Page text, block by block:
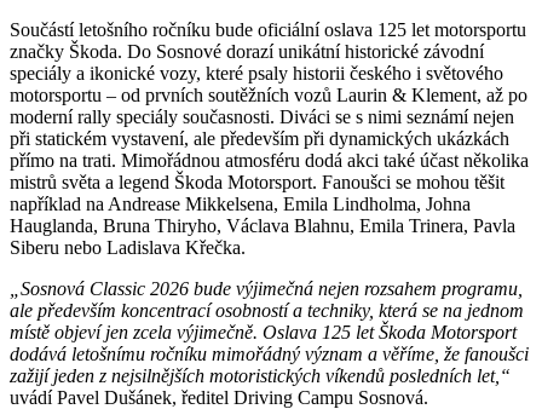
Součástí letošního ročníku bude oficiální oslava 125 let motorsportu
značky Škoda. Do Sosnové dorazí unikátní historické závodní
speciály a ikonické vozy, které psaly historii českého i světového
motorsportu – od prvních soutěžních vozů Laurin & Klement, až po
moderní rally speciály současnosti. Diváci se s nimi seznámí nejen
při statickém vystavení, ale především při dynamických ukázkách
přímo na trati. Mimořádnou atmosféru dodá akci také účast několika
mistrů světa a legend Škoda Motorsport. Fanoušci se mohou těšit
například na Andrease Mikkelsena, Emila Lindholma, Johna
Hauglanda, Bruna Thiryho, Václava Blahnu, Emila Trinera, Pavla
Siberu nebo Ladislava Křečka.
„Sosnová Classic 2026 bude výjimečná nejen rozsahem programu,
ale především koncentrací osobností a techniky, která se na jednom
místě objeví jen zcela výjimečně. Oslava 125 let Škoda Motorsport
dodává letošnímu ročníku mimořádný význam a věříme, že fanoušci
zažijí jeden z nejsilnějších motoristických víkendů posledních let,“
uvádí Pavel Dušánek, ředitel Driving Campu Sosnová.